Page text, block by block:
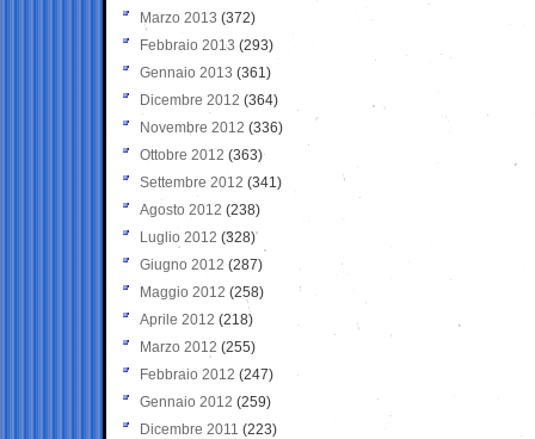
Marzo 2013 (372)
Febbraio 2013 (293)
Gennaio 2013 (361)
Dicembre 2012 (364)
Novembre 2012 (336)
Ottobre 2012 (363)
Settembre 2012 (341)
Agosto 2012 (238)
Luglio 2012 (328)
Giugno 2012 (287)
Maggio 2012 (258)
Aprile 2012 (218)
Marzo 2012 (255)
Febbraio 2012 (247)
Gennaio 2012 (259)
Dicembre 2011 (223)